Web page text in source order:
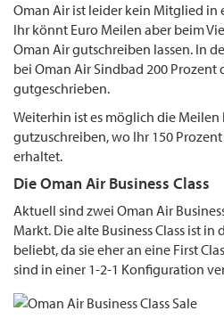
Oman Air ist leider kein Mitglied in
Ihr könnt Euro Meilen aber beim
Oman Air gutschreiben lassen. In
bei Oman Air Sindbad 200
gutgeschrieben.
Weiterhin ist es möglich die Meilen
gutzuschreiben, wo Ihr 150
erhaltet.
Die Oman Air Business Class
Aktuell sind zwei Oman Air
Markt. Die alte Business Class ist in
beliebt, da sie eher an eine First
sind in einer 1-2-1 Konfiguration